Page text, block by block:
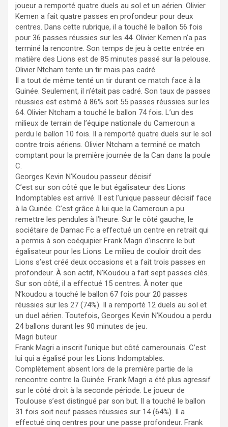
joueur a remporté quatre duels au sol et un aérien. Olivier
Kemen a fait quatre passes en profondeur pour deux
centres. Dans cette rubrique, il a touché le ballon 56 fois
pour 36 passes réussies sur les 44. Olivier Kemen n’a pas
terminé la rencontre. Son temps de jeu à cette entrée en
matière des Lions est de 85 minutes passé sur la pelouse.
Olivier Ntcham tente un tir mais pas cadré
Il a tout de même tenté un tir durant ce match face à la
Guinée. Seulement, il n’était pas cadré. Son taux de passes
réussies est estimé à 86% soit 55 passes réussies sur les
64. Olivier Ntcham a touché le ballon 74 fois. L’un des
milieux de terrain de l’équipe nationale du Cameroun a
perdu le ballon 10 fois. Il a remporté quatre duels sur le sol
contre trois aériens. Olivier Ntcham a terminé ce match
comptant pour la première journée de la Can dans la poule
C.
Georges Kevin N’Koudou passeur décisif
C’est sur son côté que le but égalisateur des Lions
Indomptables est arrivé. Il est l’unique passeur décisif face
à la Guinée. C’est grâce à lui que la Cameroun a pu
remettre les pendules à l’heure. Sur le côté gauche, le
sociétaire de Damac Fc a effectué un centre en retrait qui
a permis à son coéquipier Frank Magri d’inscrire le but
égalisateur pour les Lions. Le milieu de couloir droit des
Lions s’est créé deux occasions et a fait trois passes en
profondeur. À son actif, N’Koudou a fait sept passes clés.
Sur son côté, il a effectué 15 centres. À noter que
N’koudou a touché le ballon 67 fois pour 20 passes
réussies sur les 27 (74%). Il a remporté 12 duels au sol et
un duel aérien. Toutefois, Georges Kevin N’Koudou a perdu
24 ballons durant les 90 minutes de jeu.
Magri buteur
Frank Magri a inscrit l’unique but côté camerounais. C’est
lui qui a égalisé pour les Lions Indomptables.
Complètement absent lors de la première partie de la
rencontre contre la Guinée. Frank Magri a été plus agressif
sur le côté droit à la seconde période. Le joueur de
Toulouse s’est distingué par son but. Il a touché le ballon
31 fois soit neuf passes réussies sur 14 (64%). Il a
effectué cinq centres pour une passe profondeur. Frank